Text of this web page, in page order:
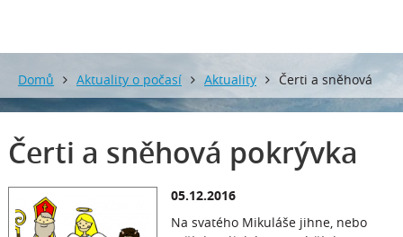
Domů Aktuality o počasí Aktuality Čerti a sněhová
pokrývka
Čerti a sněhová pokrývka
05.12.2016
Na svatého Mikuláše jihne, nebo